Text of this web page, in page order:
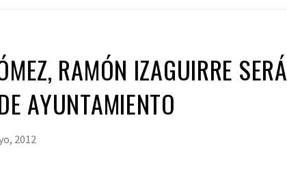
RAMÓN IZAGUIRRE SERÁ
AYUNTAMIENTO
2012